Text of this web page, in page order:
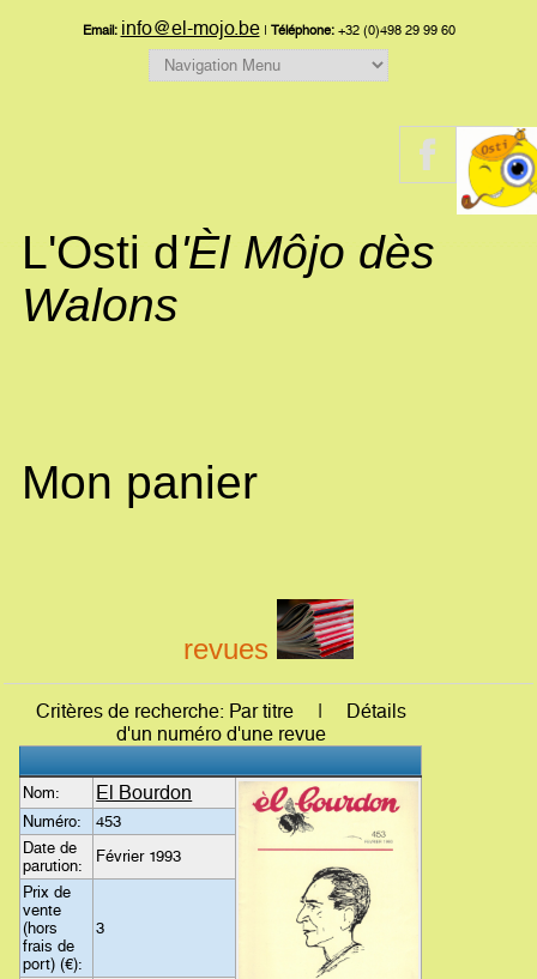
Email: info@el-mojo.be| Téléphone:+32 (0)498 29 99 60
L'Osti d'Èl Môjo dès
Walons
Mon panier
revues
Critères de recherche: Par titre | Détails
d'un numéro d'une revue
Nom: El Bourdon
Numéro:
453
Date de
parution:
Février 1993
Prix de
vente
(hors
frais de
port) (€):
3